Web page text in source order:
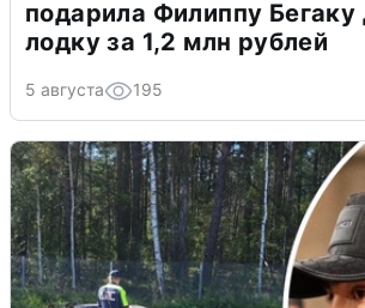
подарила Филиппу
лодку за 1,2 млн рублей
5 августа 195